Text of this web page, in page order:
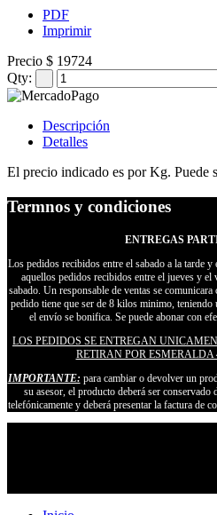
PDF
Imprimir
Precio $ 19724
Qty:
Descripción
Detalles
El precio indicado es por Kg. Puede
Termnos y condiciones
ENTREGAS
Los pedidos recibidos entre el sabado a la tarde y
aquellos pedidos recibidos entre el jueves y el
sabado. Un responsable de ventas se
pedido tiene que ser de 8 kilos minimo,
el envío se bonifica. Se puede abonar con
LOS PEDIDOS SE ENTREGAN
RETIRAN POR ESMERALDA
IMPORTANTE: para cambiar o devolver un
su asesor, el producto deberá ser conservado
telefónicamente y deberá presentar la factura de